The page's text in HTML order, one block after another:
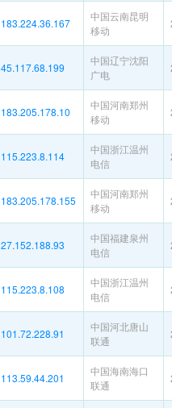
183.224.36.167
中国云南昆明
移动
45.117.68.199
中国辽宁沈阳
广电
183.205.178.10
中国河南郑州
移动
115.223.8.114
中国浙江温州
电信
183.205.178.155
中国河南郑州
移动
27.152.188.93
中国福建泉州
电信
115.223.8.108
中国浙江温州
电信
101.72.228.91
中国河北唐山
联通
113.59.44.201
中国海南海口
联通